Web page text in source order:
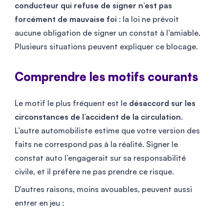
conducteur qui refuse de signer n’est pas
forcément de mauvaise foi : la loi ne prévoit
aucune obligation de signer un constat à l’amiable.
Plusieurs situations peuvent expliquer ce blocage.
Comprendre les motifs courants
Le motif le plus fréquent est le désaccord sur les
circonstances de l’accident de la circulation.
L’autre automobiliste estime que votre version des
faits ne correspond pas à la réalité. Signer le
constat auto l’engagerait sur sa responsabilité
civile, et il préfère ne pas prendre ce risque.
D’autres raisons, moins avouables, peuvent aussi
entrer en jeu :